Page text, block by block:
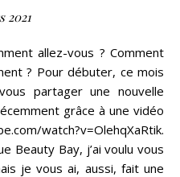
2021
? Pour débuter, ce mois
partager une nouvelle
grâce à une vidéo
watch?v=OlehqXaRtik.
Beauty Bay, j’ai voulu vous
je vous ai, aussi, fait une